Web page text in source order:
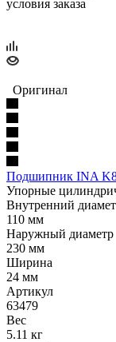
условия заказа
Оригинал
Подшипник INA
Упорные
Внутренний
110 мм
Наружный диаметр
230 мм
Ширина
24 мм
Артикул
63479
Вес
5.11 кг